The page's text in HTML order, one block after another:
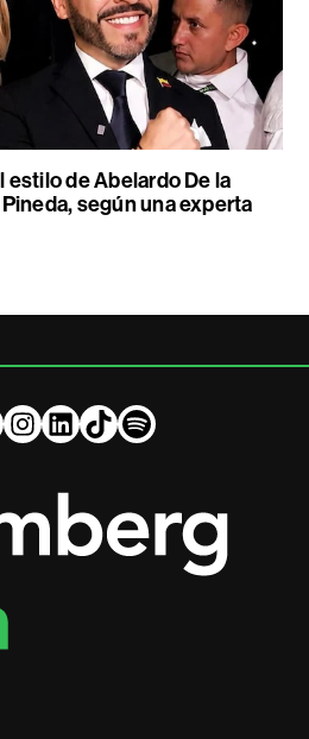
estilo de Abelardo De la
según una experta